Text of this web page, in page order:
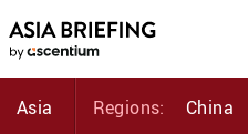
Asia Regions: China